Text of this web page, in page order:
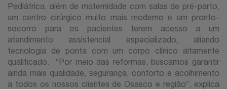
Pediátrica, além de maternidade com salas de pré-parto,
um centro cirúrgico muito mais moderno e um pronto-
socorro para os pacientes terem acesso a um
atendimento assistencial especializado, aliando
tecnologia de ponta com um corpo clínico altamente
qualificado. “Por meio das reformas, buscamos garantir
ainda mais qualidade, segurança, conforto e acolhimento
a todos os nossos clientes de Osasco e região”, explica